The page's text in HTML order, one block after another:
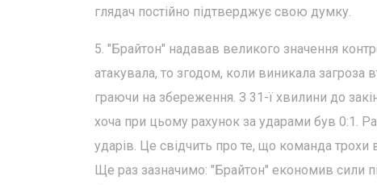
глядач постійно підтверджує свою думку.
5. "Брайтон" надавав великого значення
атакувала, то згодом, коли виникала загроза
граючи на збереження. З 31-ї хвилини до
хоча при цьому рахунок за ударами був 0:1.
ударів. Це свідчить про те, що команда
Ще раз зазначимо: "Брайтон" економив сили